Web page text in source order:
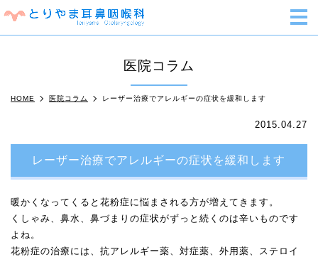
医院コラム
HOME 医院コラム レーザー治療でアレルギーの症状を緩和します
2015.04.27
レーザー治療でアレルギーの症状を緩和します
暖かくなってくると花粉症に悩まされる方が増えてきます。
くしゃみ、鼻水、鼻づまりの症状がずっと続くのは辛いものです
よね。
花粉症の治療には、抗アレルギー薬、対症薬、外用薬、ステロイ